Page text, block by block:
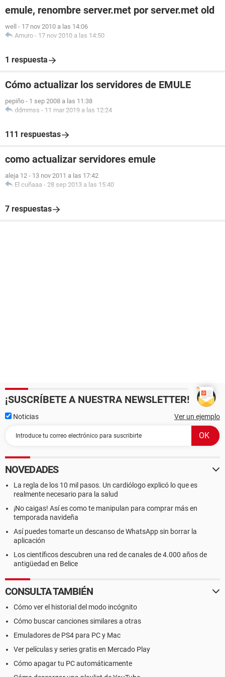
emule, renombre server.met por server.met old
well - 17 nov 2010 a las 14:06
Amuro - 17 nov 2010 a las 14:50
1 respuesta
Cómo actualizar los servidores de EMULE
pepiño - 1 sep 2008 a las 11:38
ddmmss - 11 mar 2019 a las 12:24
111 respuestas
como actualizar servidores emule
aleja 12 - 13 nov 2011 a las 17:42
El cuñaaa - 28 sep 2013 a las 15:40
7 respuestas
¡SUSCRÍBETE A NUESTRA NEWSLETTER!
Noticias Ver un ejemplo
NOVEDADES
La regla de los 10 mil pasos. Un cardiólogo explicó lo que es
realmente necesario para la salud
¡No caigas! Así es como te manipulan para comprar más en
temporada navideña
Así puedes tomarte un descanso de WhatsApp sin borrar la
aplicación
Los científicos descubren una red de canales de 4.000 años de
antigüedad en Belice
CONSULTA TAMBIÉN
Cómo ver el historial del modo incógnito
Cómo buscar canciones similares a otras
Emuladores de PS4 para PC y Mac
Ver películas y series gratis en Mercado Play
Cómo apagar tu PC automáticamente